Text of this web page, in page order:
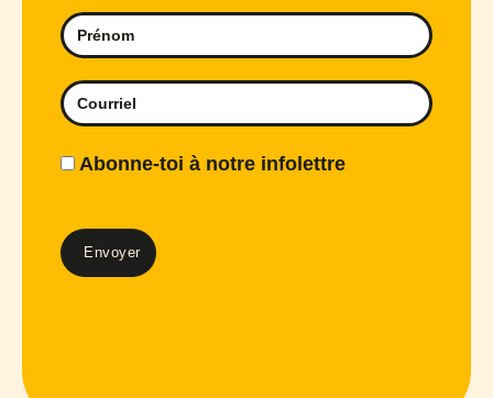
Abonne-toi à notre infolettre